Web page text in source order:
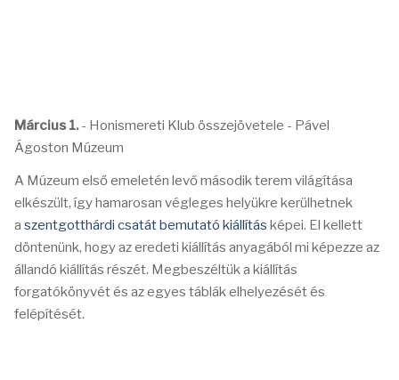
Március 1.- Honismereti Klub összejövetele - Pável
Ágoston Múzeum
A Múzeum első emeletén levő második terem világítása
elkészült, így hamarosan végleges helyükre kerülhetnek
a szentgotthárdi csatát bemutató kiállítás képei. El kellett
döntenünk, hogy az eredeti kiállítás anyagából mi képezze az
állandó kiállítás részét. Megbeszéltük a kiállítás
forgatókönyvét és az egyes táblák elhelyezését és
felépítését.